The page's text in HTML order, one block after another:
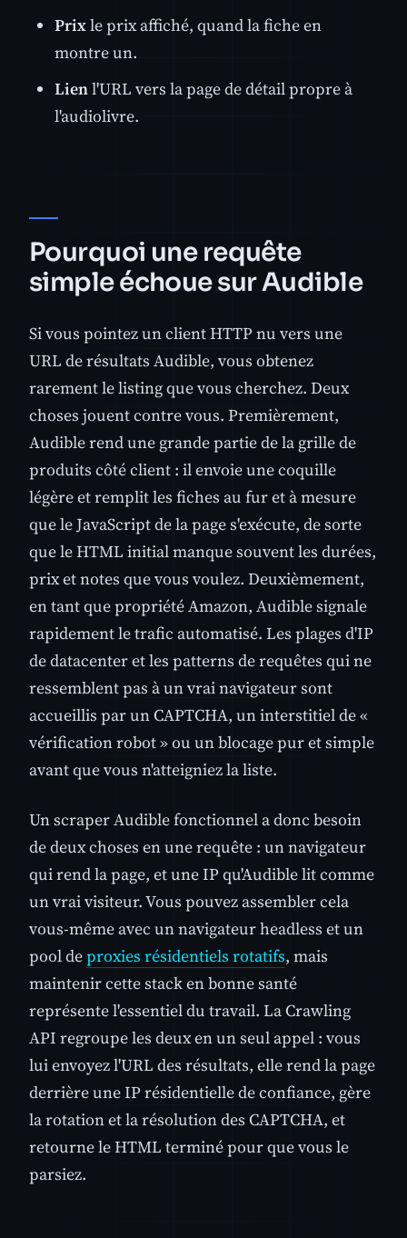
Prixle prix affiché, quand la fiche en
montre un.
Lienl'URL vers la page de détail propre à
l'audiolivre.
Pourquoi une requête
simple échoue sur Audible
Si vous pointez un client HTTP nu vers une
URL de résultats Audible, vous obtenez
rarement le listing que vous cherchez. Deux
choses jouent contre vous. Premièrement,
Audible rend une grande partie de la grille de
produits côté client : il envoie une coquille
légère et remplit les fiches au fur et à mesure
que le JavaScript de la page s'exécute, de sorte
que le HTML initial manque souvent les durées,
prix et notes que vous voulez. Deuxièmement,
en tant que propriété Amazon, Audible signale
rapidement le trafic automatisé. Les plages d'IP
de datacenter et les patterns de requêtes qui ne
ressemblent pas à un vrai navigateur sont
accueillis par un CAPTCHA, un interstitiel de «
vérification robot » ou un blocage pur et simple
avant que vous n'atteigniez la liste.
Un scraper Audible fonctionnel a donc besoin
de deux choses en une requête : un navigateur
qui rend la page, et une IP qu'Audible lit comme
un vrai visiteur. Vous pouvez assembler cela
vous-même avec un navigateur headless et un
pool deproxies résidentiels rotatifs, mais
maintenir cette stack en bonne santé
représente l'essentiel du travail. La Crawling
API regroupe les deux en un seul appel : vous
lui envoyez l'URL des résultats, elle rend la page
derrière une IP résidentielle de confiance, gère
la rotation et la résolution des CAPTCHA, et
retourne le HTML terminé pour que vous le
parsiez.